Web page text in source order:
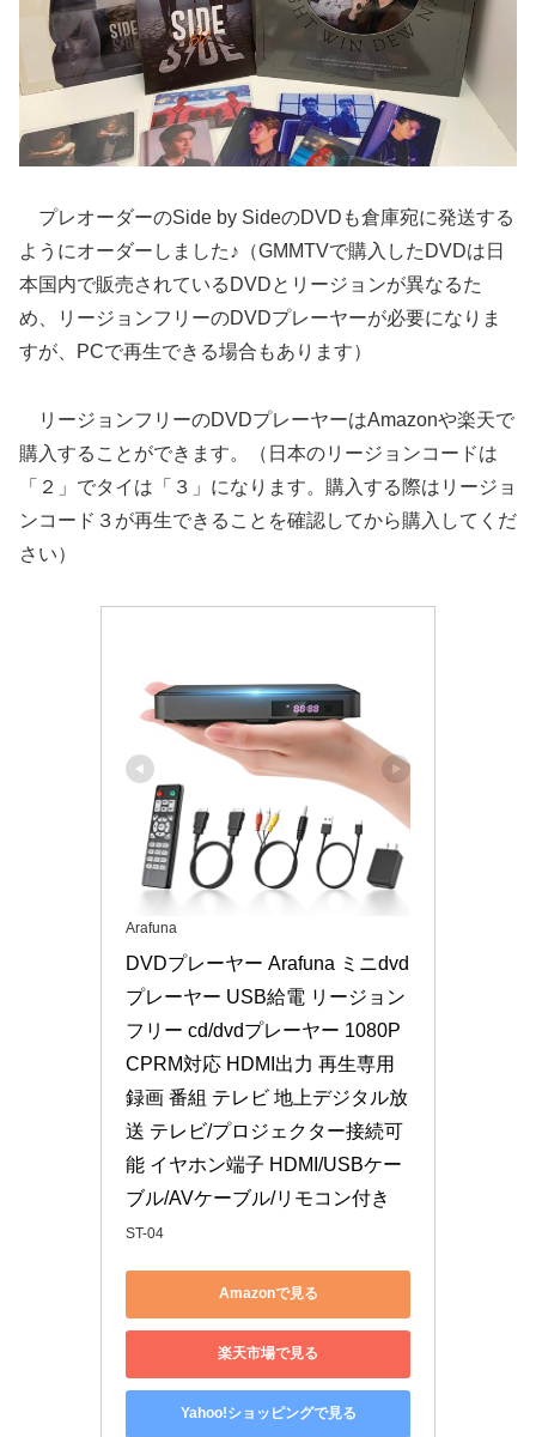
プレオーダーのSide by SideのDVDも倉庫宛に発送する
ようにオーダーしました♪（GMMTVで購入したDVDは日
本国内で販売されているDVDとリージョンが異なるた
め、リージョンフリーのDVDプレーヤーが必要になりま
すが、PCで再生できる場合もあります）
リージョンフリーのDVDプレーヤーはAmazonや楽天で
購入することができます。（日本のリージョンコードは
「２」でタイは「３」になります。購入する際はリージョ
ンコード３が再生できることを確認してから購入してくだ
さい）
Arafuna
DVDプレーヤー Arafuna ミニdvd
プレーヤー USB給電 リージョン
フリー cd/dvdプレーヤー 1080P
CPRM対応 HDMI出力 再生専用
録画 番組 テレビ 地上デジタル放
送 テレビ/プロジェクター接続可
能 イヤホン端子 HDMI/USBケー
ブル/AVケーブル/リモコン付き
ST-04
Amazonで見る
楽天市場で見る
Yahoo!ショッピングで見る